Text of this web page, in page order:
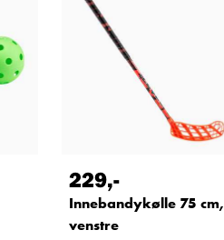
229,-
Innebandykølle 75 cm,
venstre